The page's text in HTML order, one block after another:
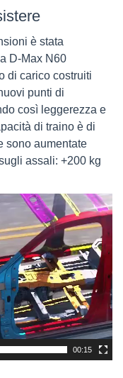
è stata
D-Max N60
di carico costruiti
punti di
così leggerezza e
di traino è di
sono aumentate
assali: +200 kg
00:15